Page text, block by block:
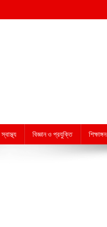
স্বাস্থ্য বিজ্ঞান ও প্রযুক্তি শিক্ষাঙ্গন